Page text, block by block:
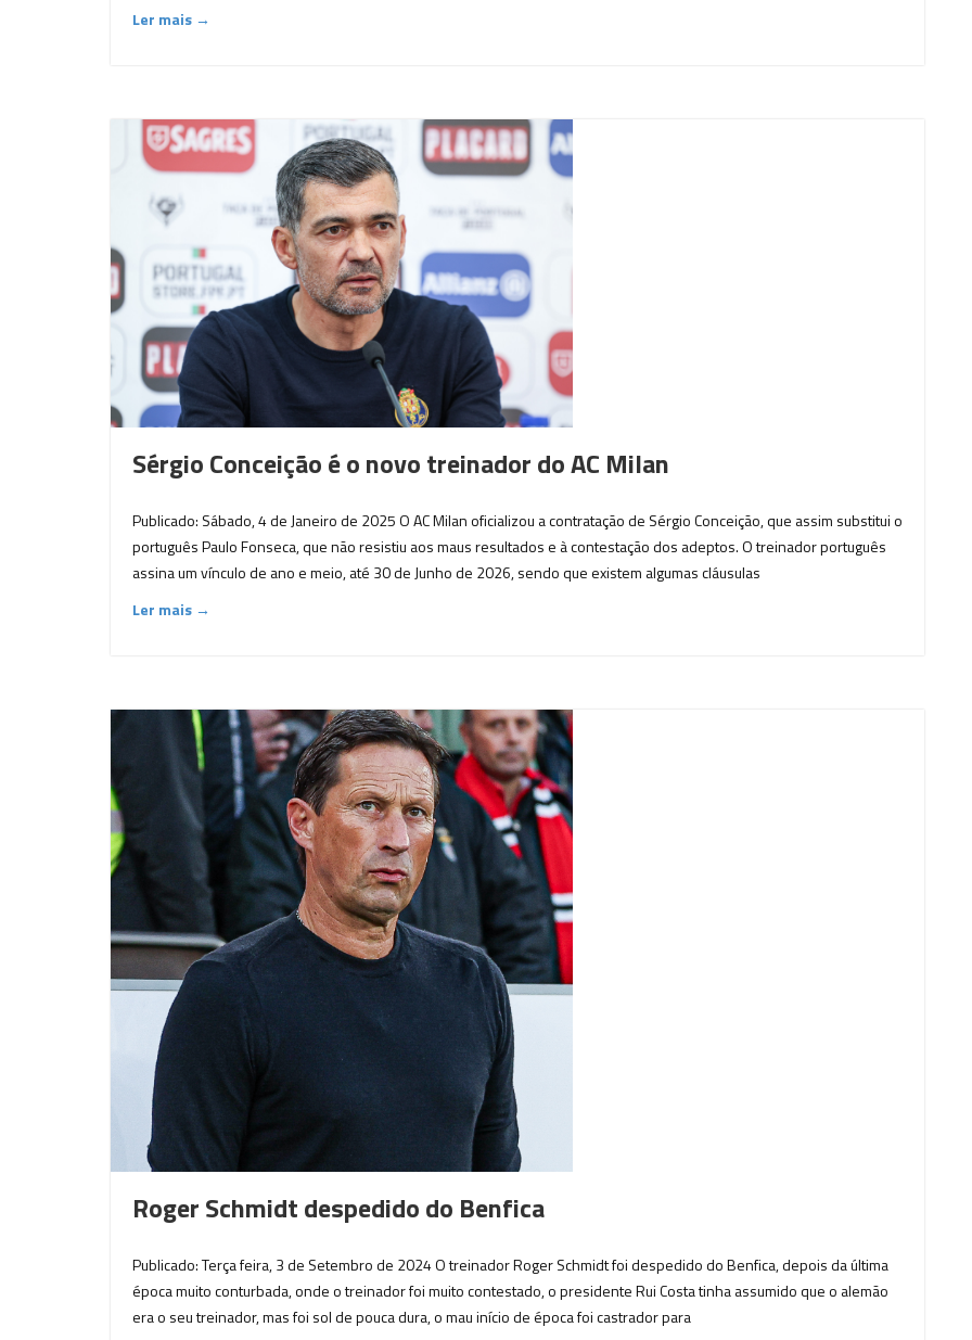
Ler mais →
Sérgio Conceição é o novo treinador do AC Milan
Publicado: Sábado, 4 de Janeiro de 2025 O AC Milan oficializou a contratação de Sérgio Conceição, que assim substitui o
português Paulo Fonseca, que não resistiu aos maus resultados e à contestação dos adeptos. O treinador português
assina um vínculo de ano e meio, até 30 de Junho de 2026, sendo que existem algumas cláusulas
Ler mais →
Roger Schmidt despedido do Benfica
Publicado: Terça feira, 3 de Setembro de 2024 O treinador Roger Schmidt foi despedido do Benfica, depois da última
época muito conturbada, onde o treinador foi muito contestado, o presidente Rui Costa tinha assumido que o alemão
era o seu treinador, mas foi sol de pouca dura, o mau início de época foi castrador para